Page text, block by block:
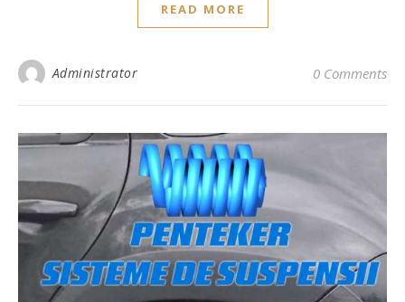
READ MORE
Administrator 0 Comments